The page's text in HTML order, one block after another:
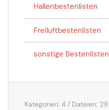
Hallenbestenlisten
Freiluftbestenlisten
sonstige Bestenlisten
Kategorien: 4 / Dateien: 29